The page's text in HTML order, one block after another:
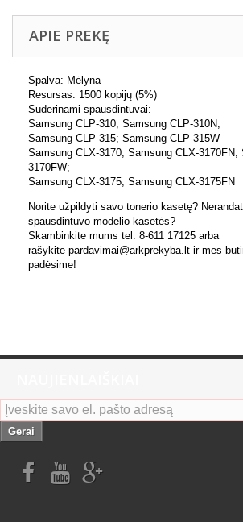
APIE PREKĘ
Spalva: Mėlyna
Resursas: 1500 kopijų (5%)
Suderinami spausdintuvai:
Samsung CLP-310; Samsung CLP-310N;
Samsung CLP-315; Samsung CLP-315W
Samsung CLX-3170; Samsung CLX-3170FN;
3170FW;
Samsung CLX-3175; Samsung CLX-3175FN
Norite užpildyti savo tonerio kasetę?
spausdintuvo modelio kasetės?
Skambinkite mums tel. 8-611 17125 arba
rašykite pardavimai@arkprekyba.lt ir mes
padėsime!
Gerai